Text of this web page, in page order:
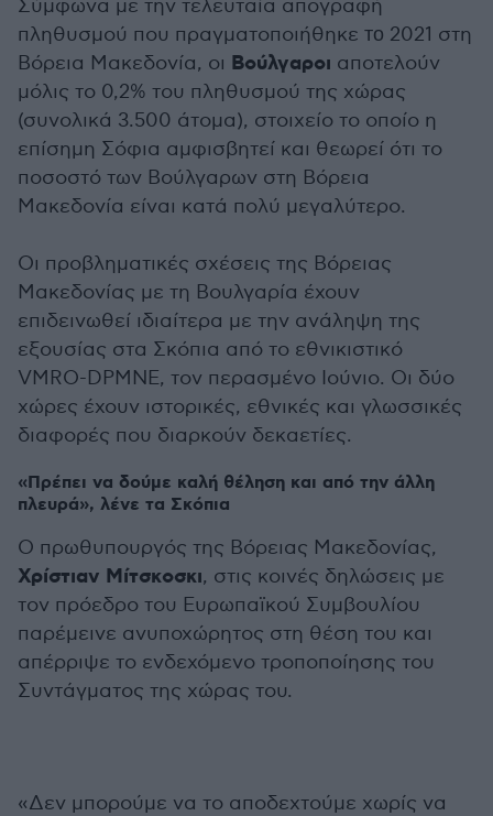
Σύμφωνα με την τελευταία απογραφή
πληθυσμού που πραγματοποιήθηκε то 2021 στη
Βόρεια Μακεδονία, οι Βούλγαροι αποτελούν
μόλις το 0,2% του πληθυσμού της χώρας
(συνολικά 3.500 άτομα), στοιχείο το οποίο η
επίσημη Σόφια αμφισβητεί και θεωρεί ότι το
ποσοστό των Βούλγαρων στη Βόρεια
Μακεδονία είναι κατά πολύ μεγαλύτερο.
Οι προβληματικές σχέσεις της Βόρειας
Μακεδονίας με τη Βουλγαρία έχουν
επιδεινωθεί ιδιαίτερα με την ανάληψη της
εξουσίας στα Σκόπια από το εθνικιστικό
VMRO-DPMNE, τον περασμένο Ιούνιο. Οι δύο
χώρες έχουν ιστορικές, εθνικές και γλωσσικές
διαφορές που διαρκούν δεκαετίες.
«Πρέπει να δούμε καλή θέληση και από την άλλη
πλευρά», λένε τα Σκόπια
Ο πρωθυπουργός της Βόρειας Μακεδονίας,
Χρίστιαν Μίτσκοσκι, στις κοινές δηλώσεις με
τον πρόεδρο του Ευρωπαϊκού Συμβουλίου
παρέμεινε ανυποχώρητος στη θέση του και
απέρριψε το ενδεχόμενο τροποποίησης του
Συντάγματος της χώρας του.
«Δεν μπορούμε να το αποδεχτούμε χωρίς να